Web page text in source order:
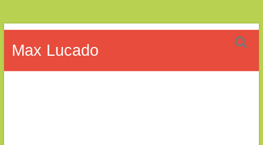
Skip
content
DK
Max Lucado